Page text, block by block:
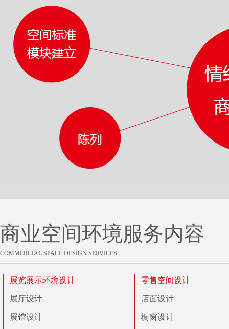
商业空间环境服务内容
COMMERCIAL SPACE DESIGN SERVICES
展览展示环境设计
展厅设计
展馆设计
零售空间设计
店面设计
橱窗设计